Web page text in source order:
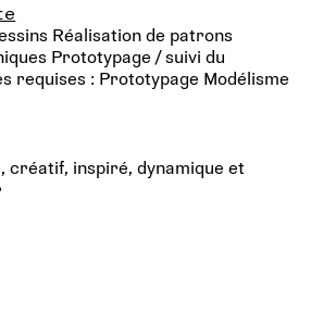
Réalisation de patrons
Prototypage / suivi du
requises : Prototypage Modélisme
créatif, inspiré, dynamique et